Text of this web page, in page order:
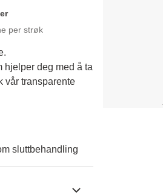
per strøk
hjelper deg med å ta
vår transparente
sluttbehandling